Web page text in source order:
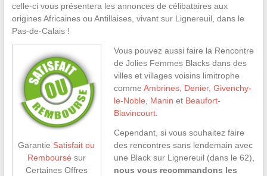
celle-ci vous présentera les annonces de célibataires aux
origines Africaines ou Antillaises, vivant sur Lignereuil, dans le
Pas-de-Calais !
Garantie Satisfait ou
Remboursé sur
Certaines Offres
Vous pouvez aussi faire la Rencontre
de Jolies Femmes Blacks dans des
villes et villages voisins limitrophe
comme Ambrines, Denier, Givenchy-
le-Noble
Manin et Beaufort-
Blavincourt.
Cependant, si vous souhaitez faire
des rencontres sans lendemain avec
une Black sur Lignereuil (dans le 62),
nous vous recommandons les